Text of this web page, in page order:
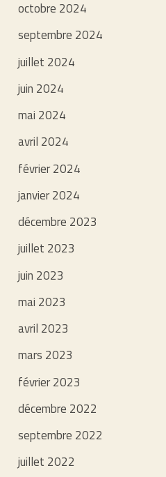
octobre 2024
septembre 2024
juillet 2024
juin 2024
mai 2024
avril 2024
février 2024
janvier 2024
décembre 2023
juillet 2023
juin 2023
mai 2023
avril 2023
mars 2023
février 2023
décembre 2022
septembre 2022
juillet 2022